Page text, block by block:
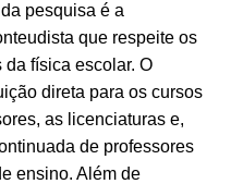
pesquisa é a
que respeite os
física escolar. O
direta para os cursos
as licenciaturas e,
de professores
ensino. Além de